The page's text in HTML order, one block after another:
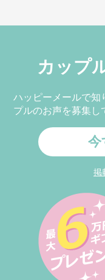
カップ
ハッピーメールで知
プルのお声を募集し
今
掲